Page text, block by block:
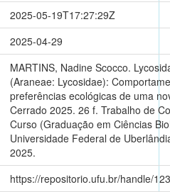
2025-05-19T17:27:29Z
2025-04-29
MARTINS, Nadine Scocco.
(Araneae: Lycosidae):
preferências ecológicas de uma
Cerrado 2025. 26 f. Trabalho de
Curso (Graduação em Ciências
Universidade Federal de
2025.
https://repositorio.ufu.br/handle/